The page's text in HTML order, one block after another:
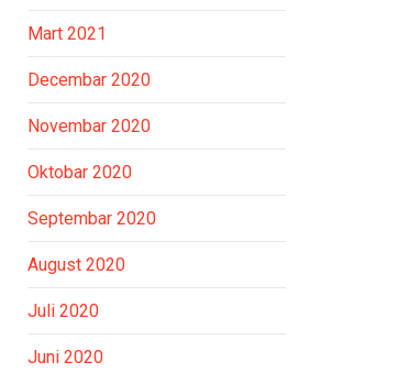
Mart 2021
Decembar 2020
Novembar 2020
Oktobar 2020
Septembar 2020
August 2020
Juli 2020
Juni 2020